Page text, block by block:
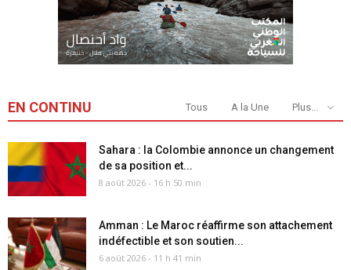
EN CONTINU Tous A la Une Plus...
Sahara : la Colombie annonce un changement
de sa position et...
8 août 2026 - 16 h 50 min
Amman : Le Maroc réaffirme son attachement
indéfectible et son soutien...
6 août 2026 - 11 h 41 min